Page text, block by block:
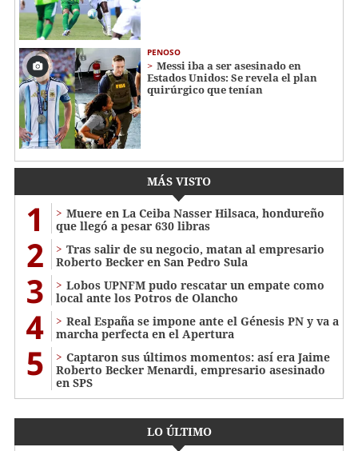
PENOSO
Messi iba a ser asesinado en
Estados Unidos: Se revela el plan
quirúrgico que tenían
MÁS VISTO
1
Muere en La Ceiba Nasser Hilsaca, hondureño
que llegó a pesar 630 libras
2
Tras salir de su negocio, matan al empresario
Roberto Becker en San Pedro Sula
3
Lobos UPNFM pudo rescatar un empate como
local ante los Potros de Olancho
4
Real España se impone ante el Génesis PN y va a
marcha perfecta en el Apertura
5
Captaron sus últimos momentos: así era Jaime
Roberto Becker Menardi​​​, empresario asesinado
en SPS
LO ÚLTIMO